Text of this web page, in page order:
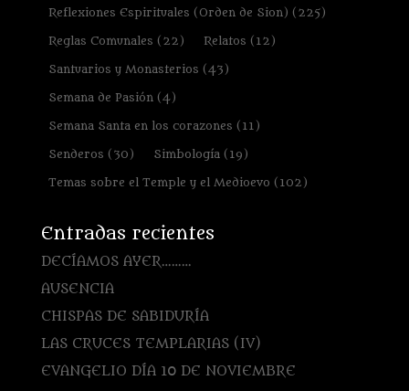
Reflexiones Espirituales (Orden de Sion) (225)
Reglas Comunales (22) Relatos (12)
Santuarios y Monasterios (43)
Semana de Pasión(4)
Semana Santa en los corazones (11)
Senderos (30) Simbología(19)
Temas sobre el Temple y el Medioevo (102)
Entradas recientes
DECÍAMOS AYER………
AUSENCIA
CHISPAS DE SABIDURÍA
LAS CRUCES TEMPLARIAS (IV)
EVANGELIO DÍA 10 DE NOVIEMBRE